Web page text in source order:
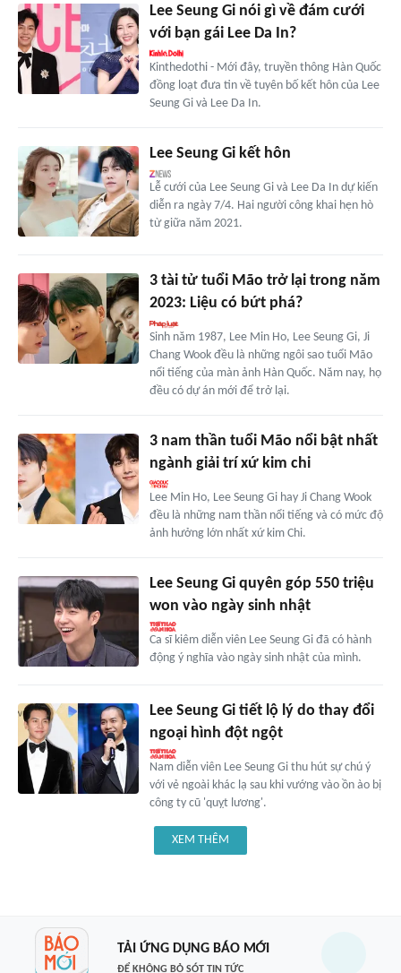
Lee Seung Gi nói gì về đám cưới
với bạn gái Lee Da In?
Kinthedothi - Mới đây, truyền thông Hàn Quốc
đồng loạt đưa tin về tuyên bố kết hôn của Lee
Seung Gi và Lee Da In.
Lee Seung Gi kết hôn
Lễ cưới của Lee Seung Gi và Lee Da In dự kiến
diễn ra ngày 7/4. Hai người công khai hẹn hò
từ giữa năm 2021.
3 tài tử tuổi Mão trở lại trong năm
2023: Liệu có bứt phá?
Sinh năm 1987, Lee Min Ho, Lee Seung Gi, Ji
Chang Wook đều là những ngôi sao tuổi Mão
nổi tiếng của màn ảnh Hàn Quốc. Năm nay, họ
đều có dự án mới để trở lại.
3 nam thần tuổi Mão nổi bật nhất
ngành giải trí xứ kim chi
Lee Min Ho, Lee Seung Gi hay Ji Chang Wook
đều là những nam thần nổi tiếng và có mức độ
ảnh hưởng lớn nhất xứ kim Chi.
Lee Seung Gi quyên góp 550 triệu
won vào ngày sinh nhật
Ca sĩ kiêm diễn viên Lee Seung Gi đã có hành
động ý nghĩa vào ngày sinh nhật của mình.
Lee Seung Gi tiết lộ lý do thay đổi
ngoại hình đột ngột
Nam diễn viên Lee Seung Gi thu hút sự chú ý
với vẻ ngoài khác lạ sau khi vướng vào ồn ào bị
công ty cũ 'quỵt lương'.
XEM THÊM
TẢI ỨNG DỤNG BÁO MỚI
ĐỂ KHÔNG BỎ SÓT TIN TỨC